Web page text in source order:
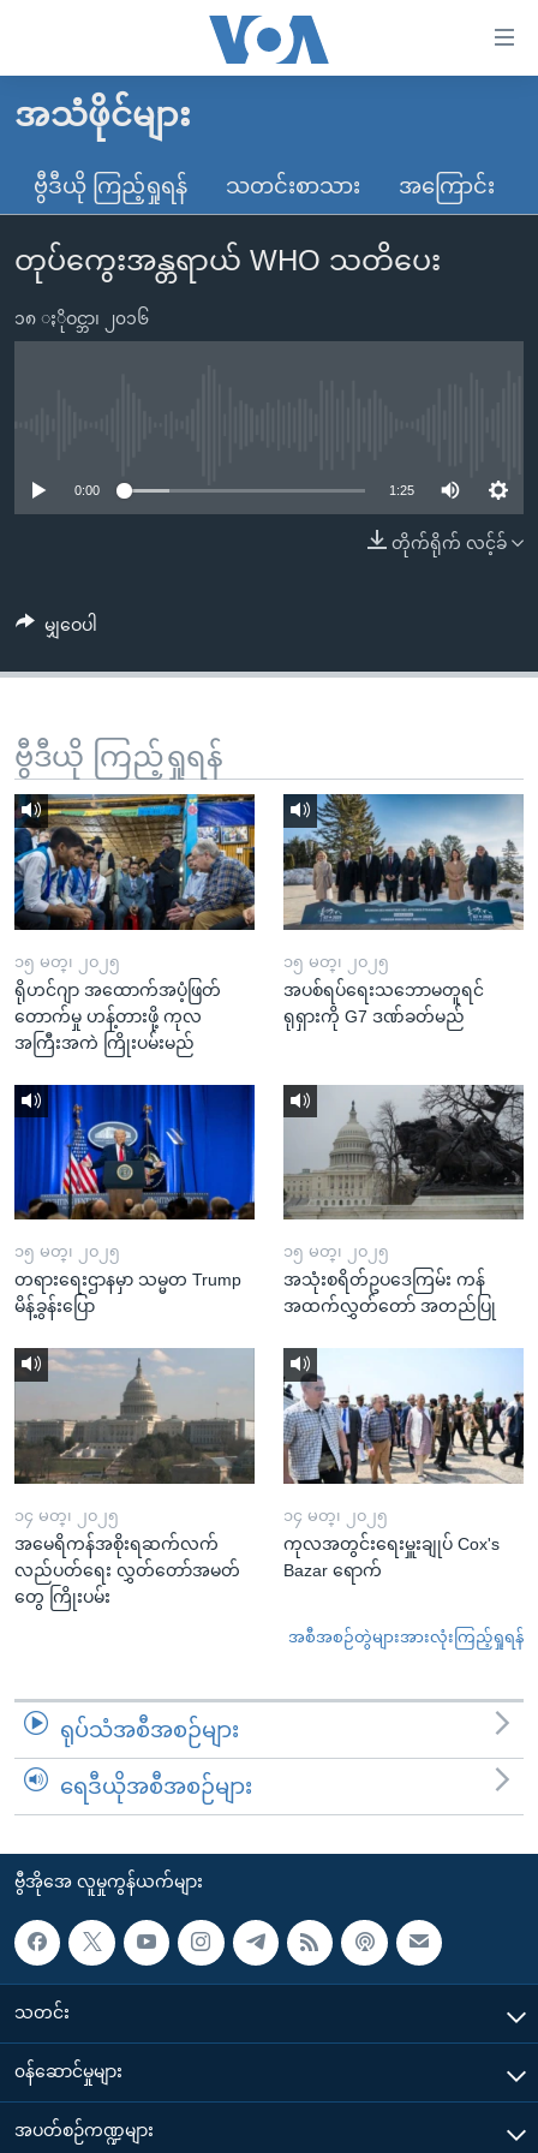
လွယ်ကူ
သည့်
များ
ပင်မ
ပင်မ
စာမျက်နှာ
ကျော်
ရန်
ရှာဖွေ
ရန်
နေရာ
သို့
ကျော်
ရန်
မူလစာမျက်နှာ
မြန်မာ
ကမ္ဘာ့သတင်းများ
နိုင်ငံတကာ
တရုတ်
ဗွီဒီယို
ရပ်ဝန်းတခု လမ်းတခု အလွန်
ရုပ်ရှင်ထဲက အင်္ဂလိပ်စာ
တီဗွီ
ရေဒီယို/တီဗွီအစီအစဉ်
ဗွီအိုအေ လူမှုကွန်ယက်များ
ဘာသာစကားများ
အသံဖိုင်များ
ဗွီဒီယို ကြည့်ရှုရန် သတင်းစာသား အကြောင်း
တုပ်ကွေးအန္တရာယ် WHO သတိပေး
၁၈ ႏိုဝင္ဘာ၊ ၂၀၁၆
0:00 1:25
တိုက်ရိုက် လင့်ခ်
မျှဝေပါ
ဗွီဒီယို ကြည့်ရှုရန်
၁၅ မတ္၊ ၂၀၂၅
ရိုဟင်ဂျာ အထောက်အပံ့ဖြတ်
တောက်မှု ဟန့်တားဖို့ ကုလ
အကြီးအကဲ ကြိုးပမ်းမည်
၁၅ မတ္၊ ၂၀၂၅
အပစ်ရပ်ရေးသဘောမတူရင်
ရုရှားကို G7 ဒဏ်ခတ်မည်
၁၅ မတ္၊ ၂၀၂၅
တရားရေးဌာနမှာ သမ္မတ Trump
မိန့်ခွန်းပြော
၁၅ မတ္၊ ၂၀၂၅
အသုံးစရိတ်ဥပဒေကြမ်း ကန်
အထက်လွှတ်တော် အတည်ပြု
၁၄ မတ္၊ ၂၀၂၅
အမေရိကန်အစိုးရဆက်လက်
လည်ပတ်ရေး လွှတ်တော်အမတ်
တွေ ကြိုးပမ်း
၁၄ မတ္၊ ၂၀၂၅
ကုလအတွင်းရေးမှူးချုပ် Cox's
Bazar ရောက်
အစီအစဉ်တွဲများအားလုံးကြည့်ရှုရန်
ရုပ်သံအစီအစဉ်များ
ရေဒီယိုအစီအစဉ်များ
ဗွီအိုအေ လူမှုကွန်ယက်များ
သတင်း
၀န်ဆောင်မှုများ
အပတ်စဉ်ကဏ္ဍများ